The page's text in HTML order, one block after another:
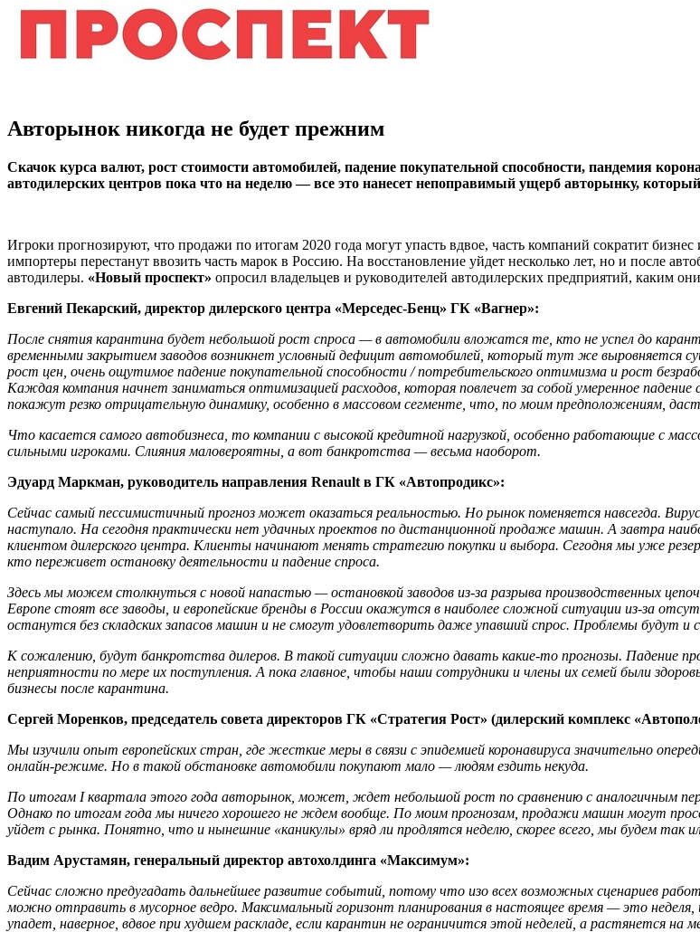
Авторынок никогда не будет прежним
Скачок курса валют, рост стоимости автомобилей, падение покупательной способности, пандемия
автодилерских центров пока что на неделю — все это нанесет непоправимый ущерб авторынку,
Игроки прогнозируют, что продажи по итогам 2020 года могут упасть вдвое, часть компаний сократит
импортеры перестанут ввозить часть марок в Россию. На восстановление уйдет несколько лет, но и после
автодилеры. «Новый проспект» опросил владельцев и руководителей автодилерских предприятий, каким
Евгений Пекарский, директор дилерского центра «Мерседес-Бенц» ГК «Вагнер»:
После снятия карантина будет небольшой рост спроса — в автомобили вложатся те, кто не успел до
временными закрытием заводов возникнет условный дефицит автомобилей, который тут же выровняется
рост цен, очень ощутимое падение покупательной способности / потребительского оптимизма и рост
Каждая компания начнет заниматься оптимизацией расходов, которая повлечет за собой умеренное
покажут резко отрицательную динамику, особенно в массовом сегменте, что, по моим предположениям,
Что касается самого автобизнеса, то компании с высокой кредитной нагрузкой, особенно работающие с
сильными игроками. Слияния маловероятны, а вот банкротства — весьма наоборот.
Эдуард Маркман, руководитель направления Renault в ГК «Автопродикс»:
Сейчас самый пессимистичный прогноз может оказаться реальностью. Но рынок поменяется навсегда.
наступало. На сегодня практически нет удачных проектов по дистанционной продаже машин. А завтра
клиентом дилерского центра. Клиенты начинают менять стратегию покупки и выбора. Сегодня мы уже
кто переживет остановку деятельности и падение спроса.
Здесь мы можем столкнуться с новой напастью — остановкой заводов из-за разрыва производственных
Европе стоят все заводы, и европейские бренды в России окажутся в наиболее сложной ситуации из-за
останутся без складских запасов машин и не смогут удовлетворить даже упавший спрос. Проблемы будут и
К сожалению, будут банкротства дилеров. В такой ситуации сложно давать какие-то прогнозы.
неприятности по мере их поступления. А пока главное, чтобы наши сотрудники и члены их семей были
бизнесы после карантина.
Сергей Моренков, председатель совета директоров ГК «Стратегия Рост» (дилерский комплекс
Мы изучили опыт европейских стран, где жесткие меры в связи с эпидемией коронавируса значительно
онлайн-режиме. Но в такой обстановке автомобили покупают мало — людям ездить некуда.
По итогам I квартала этого года авторынок, может, ждет небольшой рост по сравнению с аналогичным
Однако по итогам года мы ничего хорошего не ждем вообще. По моим прогнозам, продажи машин могут
уйдет с рынка. Понятно, что и нынешние «каникулы» вряд ли продлятся неделю, скорее всего, мы будем так
Вадим Арустамян, генеральный директор автохолдинга «Максимум»:
Сейчас сложно предугадать дальнейшее развитие событий, потому что изо всех возможных сценариев
можно отправить в мусорное ведро. Максимальный горизонт планирования в настоящее время — это
упадет, наверное, вдвое при худшем раскладе, если карантин не ограничится этой неделей, а растянется